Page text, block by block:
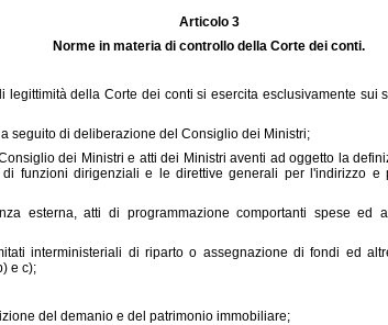
Articolo 3
Norme in materia di controllo della Corte dei conti.
legittimità della Corte dei conti si esercita esclusivamente sui
seguito di deliberazione del Consiglio dei Ministri;
dei Ministri e atti dei Ministri aventi ad oggetto la
funzioni dirigenziali e le direttive generali per l'indirizzo e
esterna, atti di programmazione comportanti spese ed
interministeriali di riparto o assegnazione di fondi ed
e c);
del demanio e del patrimonio immobiliare;